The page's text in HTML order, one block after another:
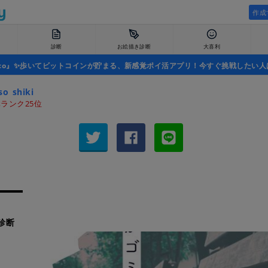
作成
診断 お絵描き診断 大喜利
』✨歩いてビットコインが貯まる、新感覚ポイ活アプリ！今すぐ挑戦したい人
ンク25位
断